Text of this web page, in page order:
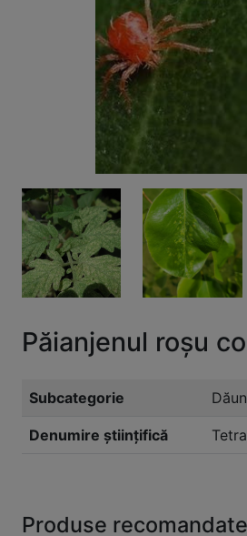
Păianjenul roșu
Subcategorie
Denumire științifică
Produse